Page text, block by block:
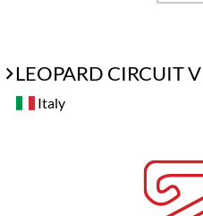
LEOPARD CIRCUIT
Italy